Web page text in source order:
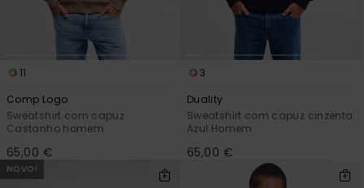
11
Comp Logo
Sweatshirt com capuz
Castanho homem
65,00 €
3
Duality
Sweatshirt com capuz cinzenta
Azul Homem
65,00 €
NOVO!